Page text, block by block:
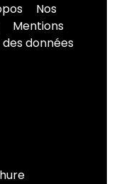
Nos
Mentions
données